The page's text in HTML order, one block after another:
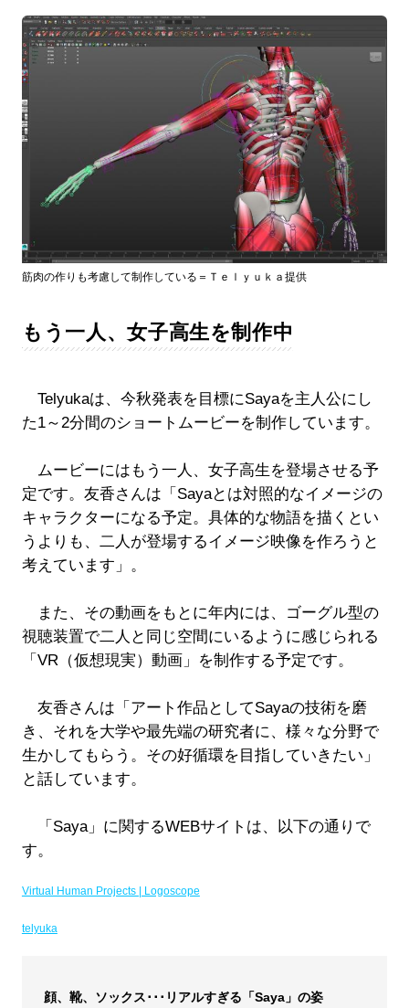
筋肉の作りも考慮して制作している＝Ｔｅｌｙｕｋａ提供
もう一人、女子高生を制作中
Telyukaは、今秋発表を目標にSayaを主人公にし
た1～2分間のショートムービーを制作しています。
ムービーにはもう一人、女子高生を登場させる予
定です。友香さんは「Sayaとは対照的なイメージの
キャラクターになる予定。具体的な物語を描くとい
うよりも、二人が登場するイメージ映像を作ろうと
考えています」。
また、その動画をもとに年内には、ゴーグル型の
視聴装置で二人と同じ空間にいるように感じられる
「VR（仮想現実）動画」を制作する予定です。
友香さんは「アート作品としてSayaの技術を磨
き、それを大学や最先端の研究者に、様々な分野で
生かしてもらう。その好循環を目指していきたい」
と話しています。
「Saya」に関するWEBサイトは、以下の通りで
す。
Virtual Human Projects | Logoscope
telyuka
顔、靴、ソックス･･･リアルすぎる「Saya」の姿